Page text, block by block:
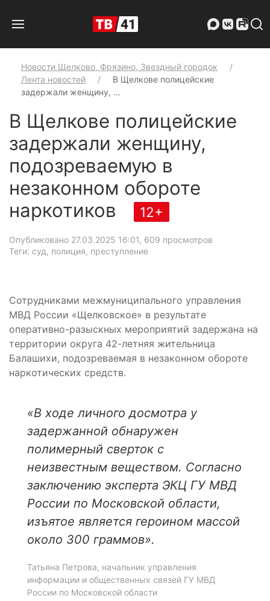
Новости Щелково, Фрязино, Звездный городок
Лента новостей
В Щелкове полицейские
задержали женщину, …
В Щелкове полицейские
задержали женщину,
подозреваемую в
незаконном обороте
наркотиков
12+
Опубликовано 27.03.2025 16:01, 609 просмотров
Теги: суд, полиция, преступление
Сотрудниками межмуниципального управления
МВД России «Щелковское» в результате
оперативно-разыскных мероприятий задержана на
территории округа 42-летняя жительница
Балашихи, подозреваемая в незаконном обороте
наркотических средств.
«В ходе личного досмотра у
задержанной обнаружен
полимерный сверток с
неизвестным веществом. Согласно
заключению эксперта ЭКЦ ГУ МВД
России по Московской области,
изъятое является героином массой
около 300 граммов».
Татьяна Петрова, начальник управления
информации и общественных связей ГУ МВД
России по Московской области